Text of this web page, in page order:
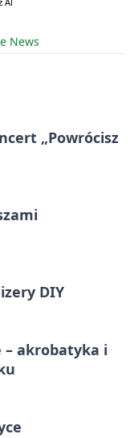
News
„Powrócisz
DIY
– akrobatyka i